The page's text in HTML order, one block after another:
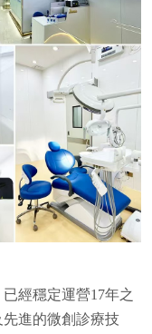
經穩定運營17年之
進的微創診療技